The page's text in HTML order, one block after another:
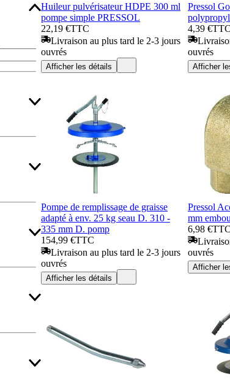
Huileur pulvérisateur HDPE 300 ml
pompe simple PRESSOL
22,19 €TTC
Livraison au plus tard le 2-3 jours
ouvrés
Afficher les détails
Pressol
4,39 €TTC
ouvrés
Afficher
Pompe de remplissage de graisse
adapté à env. 25 kg seau D. 310 -
335 mm D. pomp
154,99 €TTC
Livraison au plus tard le 2-3 jours
ouvrés
Afficher les détails
Pressol
mm
6,98 €TTC
ouvrés
Afficher